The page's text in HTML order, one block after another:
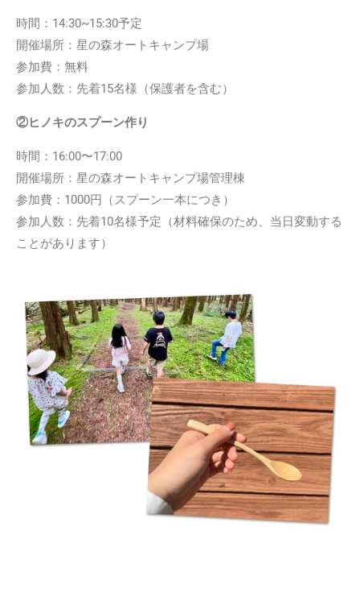
時間：14:30~15:30予定
開催場所：星の森オートキャンプ場
参加費：無料
参加人数：先着15名様（保護者を含む）
②ヒノキのスプーン作り
時間：16:00〜17:00
開催場所：星の森オートキャンプ場管理棟
参加費：1000円（スプーン一本につき）
参加人数：先着10名様予定（材料確保のため、当日変動する
ことがあります）